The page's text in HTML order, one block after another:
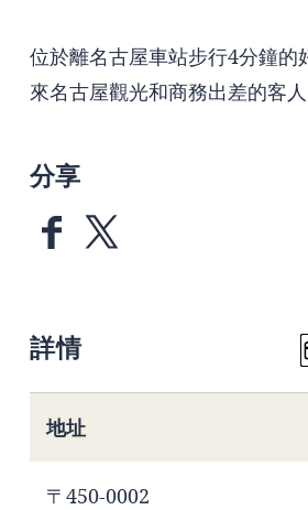
位於離名古屋車站步行4分鐘的
來名古屋觀光和商務出差的客人
分享
詳情
地址
〒450-0002